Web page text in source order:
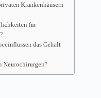
Krankenhäusern
für
das Gehalt
Neurochirurgen?